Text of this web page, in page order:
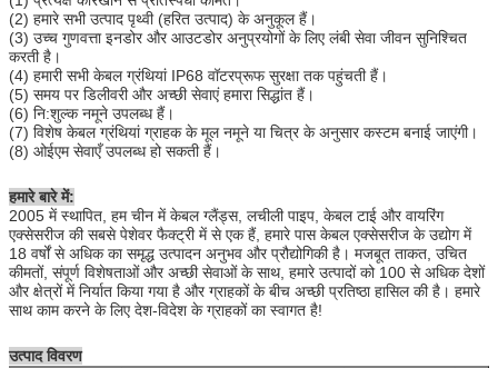
(2) हमारे सभी उत्पाद पृथ्वी (हरित उत्पाद) के अनुकूल हैं।
(3) उच्च गुणवत्ता इनडोर और आउटडोर अनुप्रयोगों के लिए लंबी सेवा जीवन सुनिश्चित
करती है।
(4) हमारी सभी केबल ग्रंथियां IP68 वॉटरप्रूफ सुरक्षा तक पहुंचती हैं।
(5) समय पर डिलीवरी और अच्छी सेवाएं हमारा सिद्धांत हैं।
(6) नि:शुल्क नमूने उपलब्ध हैं।
(7) विशेष केबल ग्रंथियां ग्राहक के मूल नमूने या चित्र के अनुसार कस्टम बनाई जाएंगी।
(8) ओईएम सेवाएँ उपलब्ध हो सकती हैं।
हमारे बारे में:
2005 में स्थापित, हम चीन में केबल ग्लैंड्स, लचीली पाइप, केबल टाई और वायरिंग
एक्सेसरीज की सबसे पेशेवर फैक्ट्री में से एक हैं, हमारे पास केबल एक्सेसरीज के उद्योग में
18 वर्षों से अधिक का समृद्ध उत्पादन अनुभव और प्रौद्योगिकी है। मजबूत ताकत, उचित
कीमतों, संपूर्ण विशेषताओं और अच्छी सेवाओं के साथ, हमारे उत्पादों को 100 से अधिक देशों
और क्षेत्रों में निर्यात किया गया है और ग्राहकों के बीच अच्छी प्रतिष्ठा हासिल की है। हमारे
साथ काम करने के लिए देश-विदेश के ग्राहकों का स्वागत है!
उत्पाद विवरण